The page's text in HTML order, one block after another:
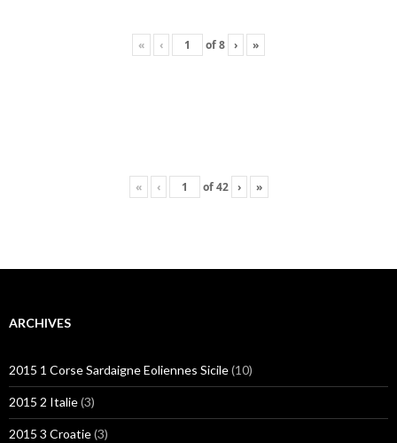
« ‹ of8 › »
« ‹ of42 › »
ARCHIVES
2015 1 Corse Sardaigne Eoliennes Sicile(10)
2015 2 Italie(3)
2015 3 Croatie(3)